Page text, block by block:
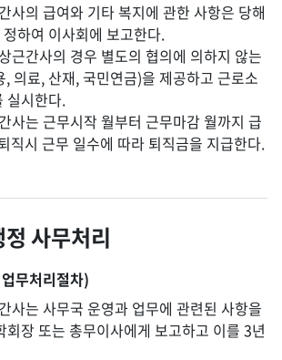
사의 급여와 기타 복지에 관한 사항은 당해
하여 이사회에 보고한다.
근간사의 경우 별도의 협의에 의하지 않는
, 의료, 산재, 국민연금)을 제공하고 근로소
실시한다.
사는 근무시작 월부터 근무마감 월까지 급
직시 근무 일수에 따라 퇴직금을 지급한다.
사무처리
무처리절차)
사는 사무국 운영과 업무에 관련된 사항을
회장 또는 총무이사에게 보고하고 이를 3년